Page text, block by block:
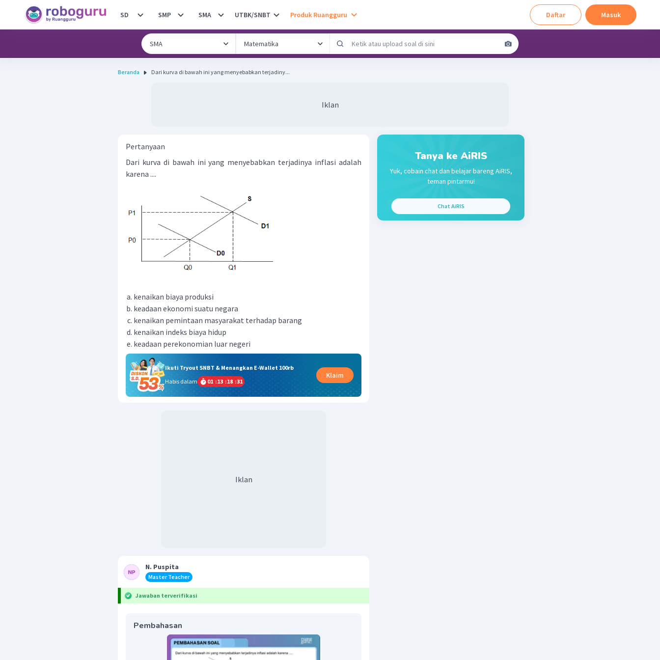
SD SMP SMA UTBK/SNBT Produk Ruangguru Daftar Masuk
Beranda Dari kurva di bawah ini yang menyebabkan terjadiny...
Iklan
Pertanyaan
Dari kurva di bawah ini yang menyebabkan terjadinya inflasi adalah
karena ....
kenaikan biaya produksi
keadaan ekonomi suatu negara
kenaikan pemintaan masyarakat terhadap barang
kenaikan indeks biaya hidup
keadaan perekonomian luar negeri
Ikuti Tryout SNBT & Menangkan E-Wallet 100rb
Habis dalam
01 :13 :18 :30
Klaim
Iklan
N. Puspita
Master Teacher
Jawaban terverifikasi
Pembahasan
Tanya ke AiRIS
Yuk, cobain chat dan belajar bareng AiRIS,
teman pintarmu!
Chat AiRIS